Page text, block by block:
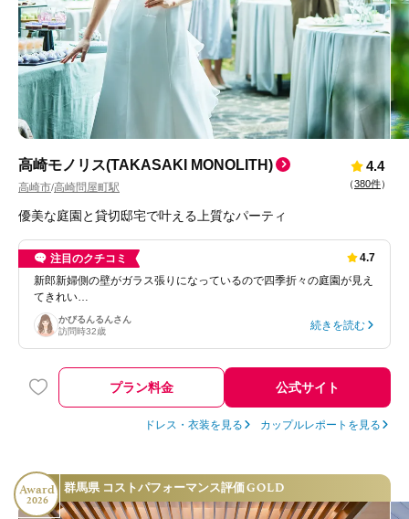
高崎モノリス(TAKASAKI MONOLITH)
高崎市/高崎問屋町駅
4.4
（380件）
優美な庭園と貸切邸宅で叶える上質なパーティ
注目のクチコミ
4.7
新郎新婦側の壁がガラス張りになっているので四季折々の庭園が見え
てきれい…
かびるんるんさん
訪問時32歳 続きを読む
プラン料金 公式サイト
ドレス・衣装を見る カップルレポートを見る
Award
2026
群馬県 コストパフォーマンス評価 GOLD